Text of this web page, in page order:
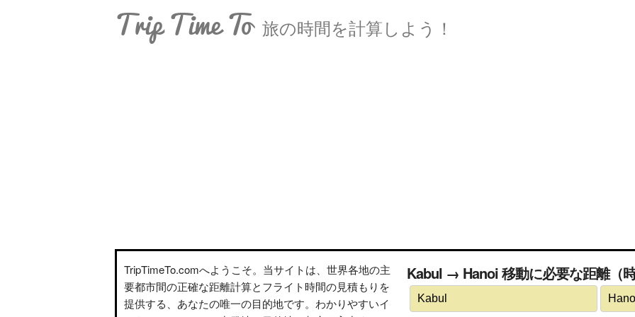
Trip Time To 旅の時間を計算しよう！
TripTimeTo.comへようこそ。当サイトは、世界各地の主
要都市間の正確な距離計算とフライト時間の見積もりを
提供する、あなたの唯一の目的地です。わかりやすいイ
Kabul → Hanoi 移動に必要な距離（